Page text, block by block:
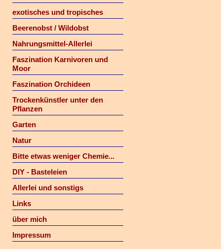
exotisches und tropisches
Beerenobst / Wildobst
Nahrungsmittel-Allerlei
Faszination Karnivoren und
Moor
Faszination Orchideen
Trockenkünstler unter den
Pflanzen
Garten
Natur
Bitte etwas weniger Chemie...
DIY - Basteleien
Allerlei und sonstigs
Links
über mich
Impressum